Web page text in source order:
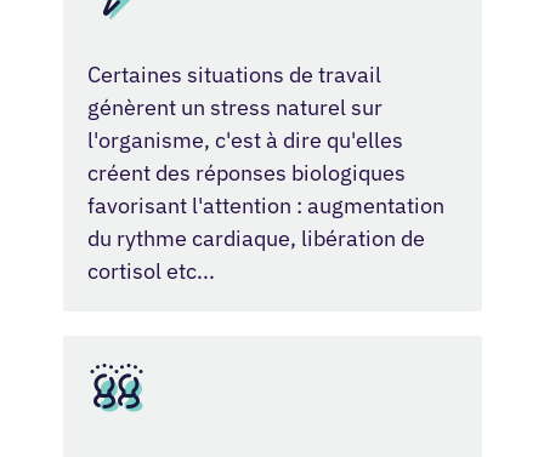
Certaines situations de travail
génèrent un stress naturel sur
l'organisme, c'est à dire qu'elles
créent des réponses biologiques
favorisant l'attention : augmentation
du rythme cardiaque, libération de
cortisol etc...